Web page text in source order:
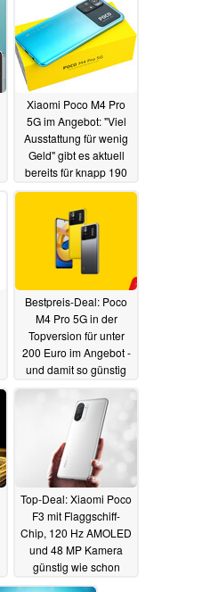
Xiaomi Poco M4 Pro
5G im Angebot: "Viel
Ausstattung für wenig
Geld" gibt es aktuell
bereits für knapp 190
Euro23.03.2022
Bestpreis-Deal: Poco
M4 Pro 5G in der
Topversion für unter
200 Euro im Angebot -
und damit so günstig
wie nie zuvor18.03.2022
Top-Deal: Xiaomi Poco
F3 mit Flaggschiff-
Chip, 120 Hz AMOLED
und 48 MP Kamera
günstig wie schon
lange nicht mehr